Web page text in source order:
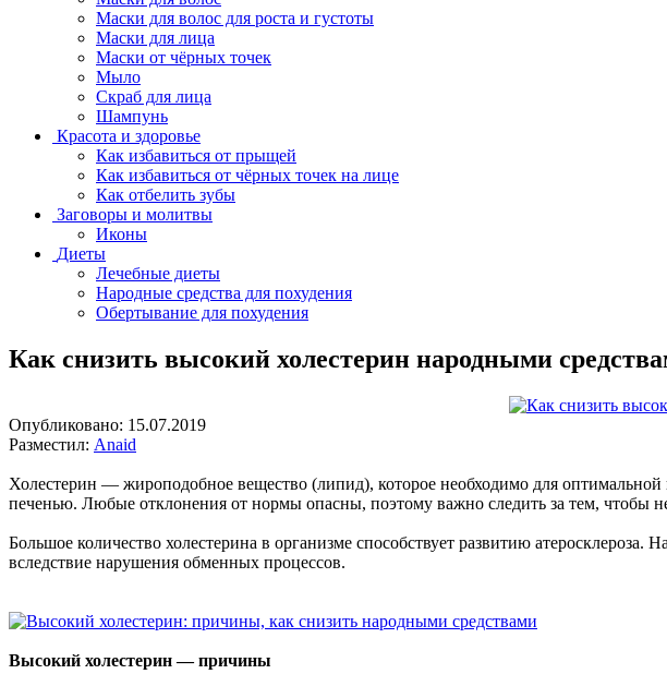
Маски для волос для роста и густоты
Маски для лица
Маски от чёрных точек
Мыло
Скраб для лица
Шампунь
Красота и здоровье
Как избавиться от прыщей
Как избавиться от чёрных точек на лице
Как отбелить зубы
Заговоры и молитвы
Иконы
Диеты
Лечебные диеты
Народные средства для похудения
Обертывание для похудения
Как снизить высокий холестерин народными
Опубликовано: 15.07.2019
Разместил: Anaid
Холестерин — жироподобное вещество (липид), которое необходимо для
печенью. Любые отклонения от нормы опасны, поэтому важно следить за тем, чтобы
Большое количество холестерина в организме способствует развитию атеросклероза.
вследствие нарушения обменных процессов.
Высокий холестерин — причины